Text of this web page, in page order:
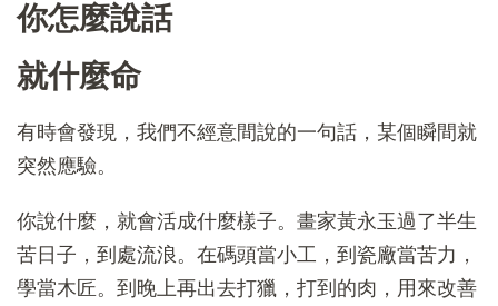
你怎麼說話
就什麼命
有時會發現，我們不經意間說的一句話，某個瞬間就
突然應驗。
你說什麼，就會活成什麼樣子。畫家黃永玉過了半生
苦日子，到處流浪。在碼頭當小工，到瓷廠當苦力，
學當木匠。到晚上再出去打獵，打到的肉，用來改善